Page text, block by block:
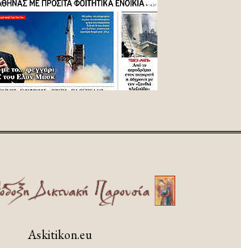
Askitikon.eu